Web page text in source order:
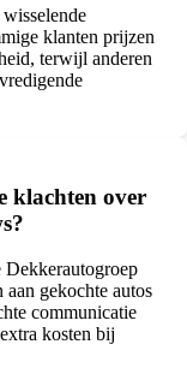
klanten prijzen
terwijl anderen
klachten over
Dekkerautogroep
aan gekochte autos
communicatie
kosten bij